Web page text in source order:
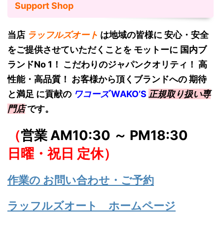
Support Shop
当店 ラッフルズオート は地域の皆様に 安心・安全
をご提供させていただくことを モットーに 国内ブ
ランドNo 1！ こだわりのジャパンクオリティ！ 高
性能・高品質！ お客様から頂くブランドへの 期待
と満足 に貢献の ワコーズWAKO’S 正規取り扱い専
門店です。
（営業 AM10:30 ～ PM18:30
日曜・祝日 定休）
作業の お問い合わせ・ご予約
ラッフルズオート ホームページ